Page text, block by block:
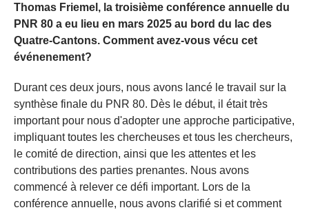
Thomas Friemel, la troisième conférence annuelle du
PNR 80 a eu lieu en mars 2025 au bord du lac des
Quatre-Cantons. Comment avez-vous vécu cet
événenement?
Durant ces deux jours, nous avons lancé le travail sur la
synthèse finale du PNR 80. Dès le début, il était très
important pour nous d'adopter une approche participative,
impliquant toutes les chercheuses et tous les chercheurs,
le comité de direction, ainsi que les attentes et les
contributions des parties prenantes. Nous avons
commencé à relever ce défi important. Lors de la
conférence annuelle, nous avons clarifié si et comment